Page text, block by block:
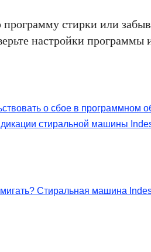
стирки или
настройки программы